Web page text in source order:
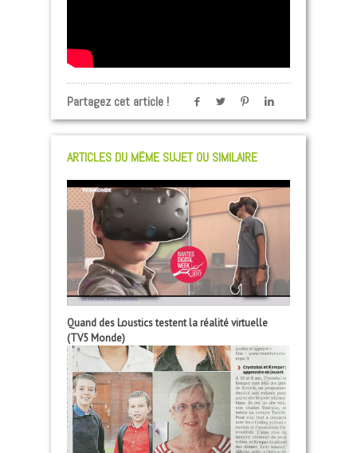
Partagez cet article !
ARTICLES DU MÊME SUJET OU SIMILAIRE
Quand des Loustics testent la réalité virtuelle
(TV5 Monde)